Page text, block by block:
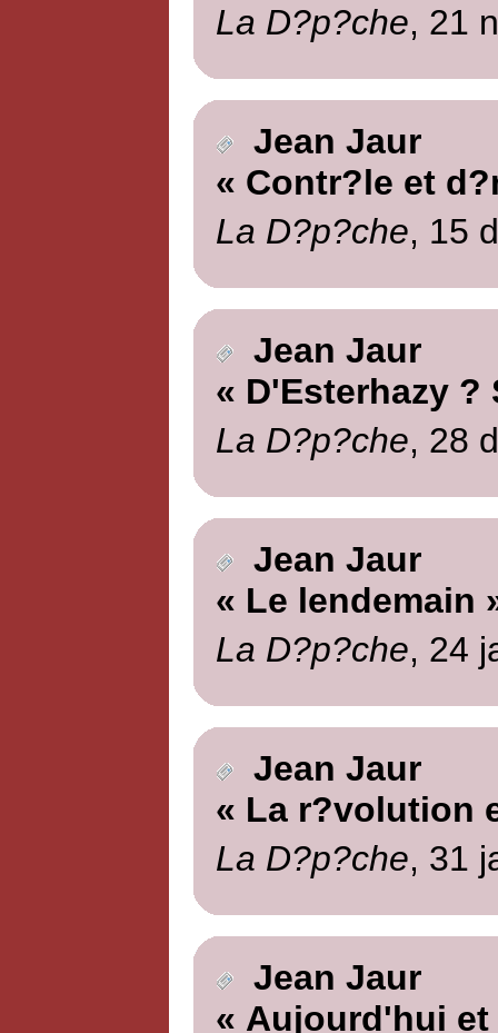
La D?p?che, 21
Jean Jaur
« Contr?le et
La D?p?che, 15
Jean Jaur
« D'Esterhazy ?
La D?p?che, 28
Jean Jaur
« Le lendemain
La D?p?che, 24
Jean Jaur
« La r?volution
La D?p?che, 31
Jean Jaur
« Aujourd'hui et